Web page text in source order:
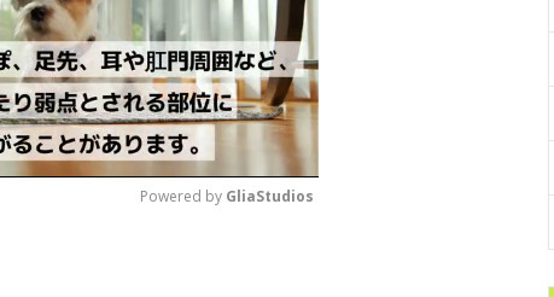
Powered by GliaStudios